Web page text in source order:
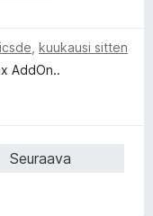
kuukausi sitten
AddOn..
Seuraava